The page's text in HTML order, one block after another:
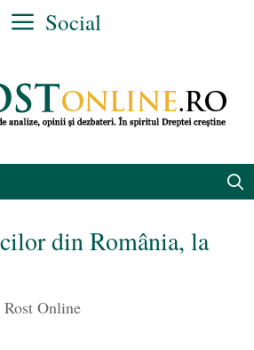
Social
din România, la
Rost Online